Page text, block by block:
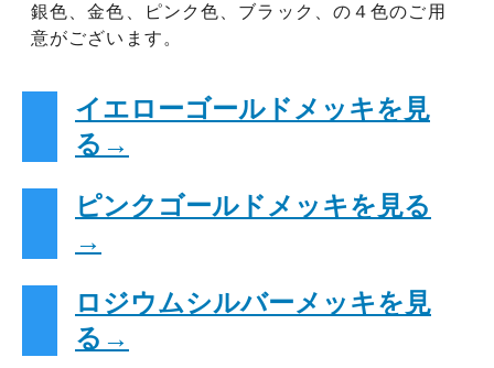
銀色、金色、ピンク色、ブラック、の４色のご用
意がございます。
イエローゴールドメッキを見
る→
ピンクゴールドメッキを見る
→
ロジウムシルバーメッキを見
る→